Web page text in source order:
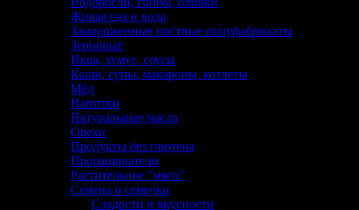
Живая еда и вода
Замороженные постные полуфабрикаты
Зерновые
Икра, хумус, соусы
Каши, супы, макароны, котлеты
Мёд
Напитки
Натуральные масла
Орехи
Продукты без глютена
Проращиватели
Растительное "мясо"
Семена и семечки
Сладости и вкусности